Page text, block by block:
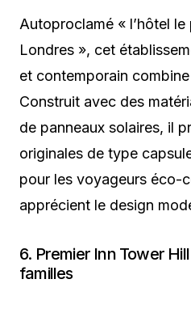
Autoproclamé « l’hôtel
Londres », cet
et contemporain
Construit avec des
de panneaux solaires, il
originales de type
pour les voyageurs éco-
apprécient le design
6. Premier Inn Tower
familles